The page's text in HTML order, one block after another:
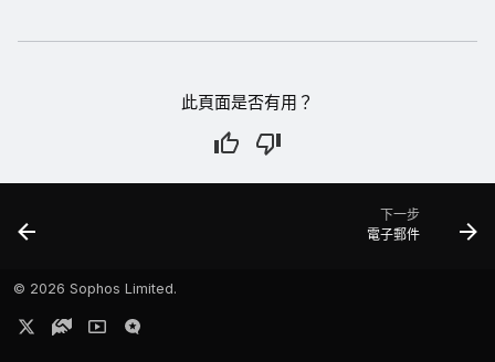
此頁面是否有用？
下一步
電子郵件
© 2026 Sophos Limited.